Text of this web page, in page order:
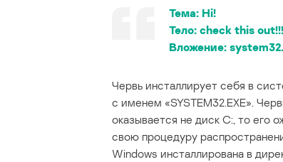
Тема: Hi!
Тело: check this out!!!
Вложение:
Червь инсталлирует себя в
с именем «SYSTEM32.EXE».
оказывается не диск C:, то его
свою процедуру
Windows инсталлирована в